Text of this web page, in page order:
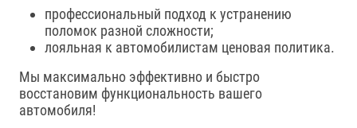
профессиональный подход к устранению
поломок разной сложности;
лояльная к автомобилистам ценовая политика.
Мы максимально эффективно и быстро
восстановим функциональность вашего
автомобиля!